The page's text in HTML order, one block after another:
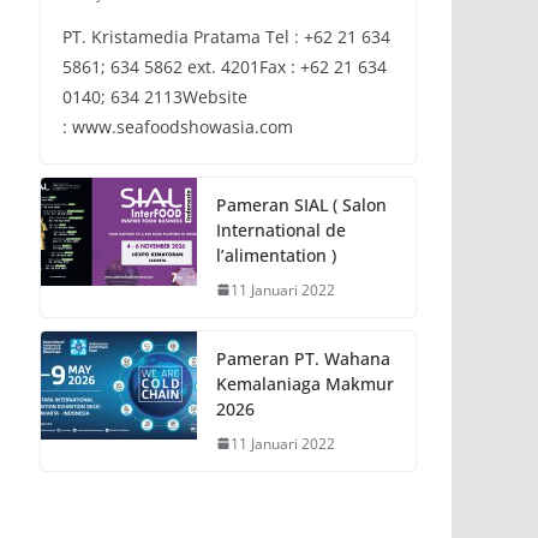
PT. Kristamedia Pratama Tel : +62 21 634
5861; 634 5862 ext. 4201Fax : +62 21 634
0140; 634 2113Website
: www.seafoodshowasia.com
Pameran SIAL ( Salon
International de
l’alimentation )
11 Januari 2022
Pameran PT. Wahana
Kemalaniaga Makmur
2026
11 Januari 2022